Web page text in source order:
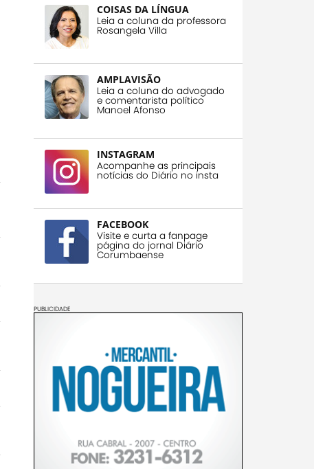
COISAS DA LÍNGUA
Leia a coluna da professora
Rosangela Villa
AMPLAVISÃO
Leia a coluna do advogado
e comentarista político
Manoel Afonso
INSTAGRAM
Acompanhe as principais
notícias do Diário no insta
FACEBOOK
Visite e curta a fanpage
página do jornal Diário
Corumbaense
PUBLICIDADE